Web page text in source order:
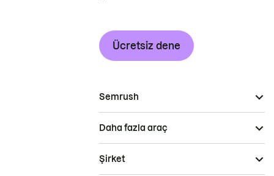
Ücretsiz dene
Semrush
Daha fazla araç
Şirket